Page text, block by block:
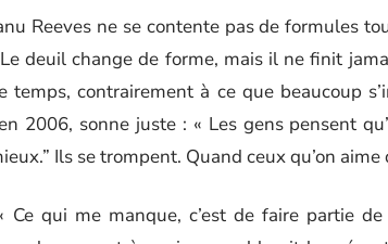
Reeves ne se contente pas de formules
deuil change de forme, mais il ne finit
temps, contrairement à ce que beaucoup
2006, sonne juste : « Les gens pensent
Ils se trompent. Quand ceux qu’on
Ce qui me manque, c’est de faire partie